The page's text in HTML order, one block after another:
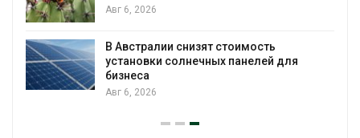
Авг 6, 2026
В Австралии снизят стоимость
установки солнечных панелей для
бизнеса
Авг 6, 2026